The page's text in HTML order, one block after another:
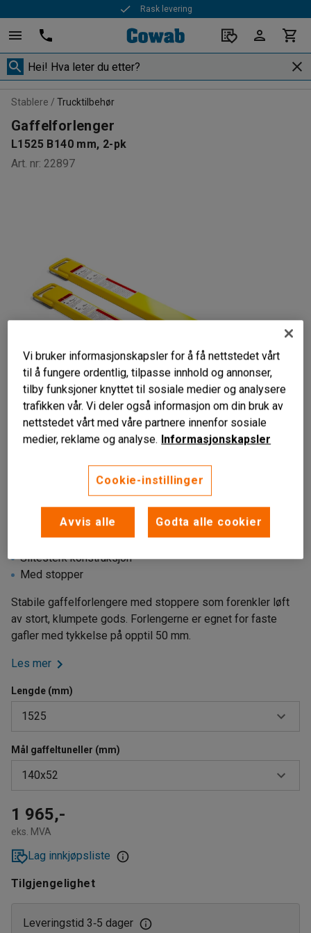
Rask levering
Stablere Trucktilbehør
Gaffelforlenger
L1525 B140 mm, 2-pk
Art. nr: 22897
For gafler opptil 50 mm
Slitesterk konstruksjon
Med stopper
Stabile gaffelforlengere med stoppere som forenkler løft
av stort, klumpete gods. Forlengerne er egnet for faste
gafler med tykkelse på opptil 50 mm.
Les mer
Lengde (mm)
1525
1525
1830
Mål gaffeltuneller (mm)
140x52
140x52
166x52
1 965,-
eks. MVA
Lag innkjøpsliste
Tilgjengelighet
Leveringstid 3‑5 dager
Vi bruker informasjonskapsler for å få nettstedet vårt
til å fungere ordentlig, tilpasse innhold og annonser,
tilby funksjoner knyttet til sosiale medier og analysere
trafikken vår. Vi deler også informasjon om din bruk av
nettstedet vårt med våre partnere innenfor sosiale
medier, reklame og analyse. Informasjonskapsler
Cookie-instillinger
Avvis alle Godta alle cookier